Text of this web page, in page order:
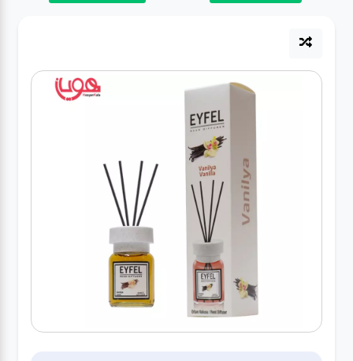
لوازم برقی
مراقبت شخصی
قاشق و چنگال
لوازم پلاسکو